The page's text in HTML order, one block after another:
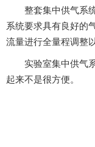
整套集中供气系统包
系统要求具有良好的气
流量进行全量程调整以
实验室集中供气系统
起来不是很方便。